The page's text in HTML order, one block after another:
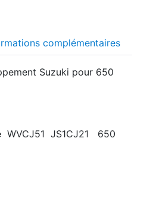
complémentaires
Suzuki pour 650
WVCJ51 JS1CJ21 650